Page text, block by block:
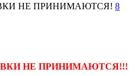
НЕ ПРИНИМАЮТСЯ! 8
НЕ ПРИНИМАЮТСЯ!!!